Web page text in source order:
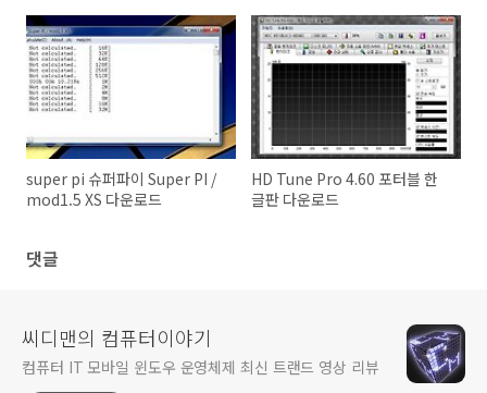
super pi 슈퍼파이 Super PI /
mod1.5 XS 다운로드
HD Tune Pro 4.60 포터블 한
글판 다운로드
댓글
씨디맨의 컴퓨터이야기
컴퓨터 IT 모바일 윈도우 운영체제 최신 트랜드 영상 리뷰